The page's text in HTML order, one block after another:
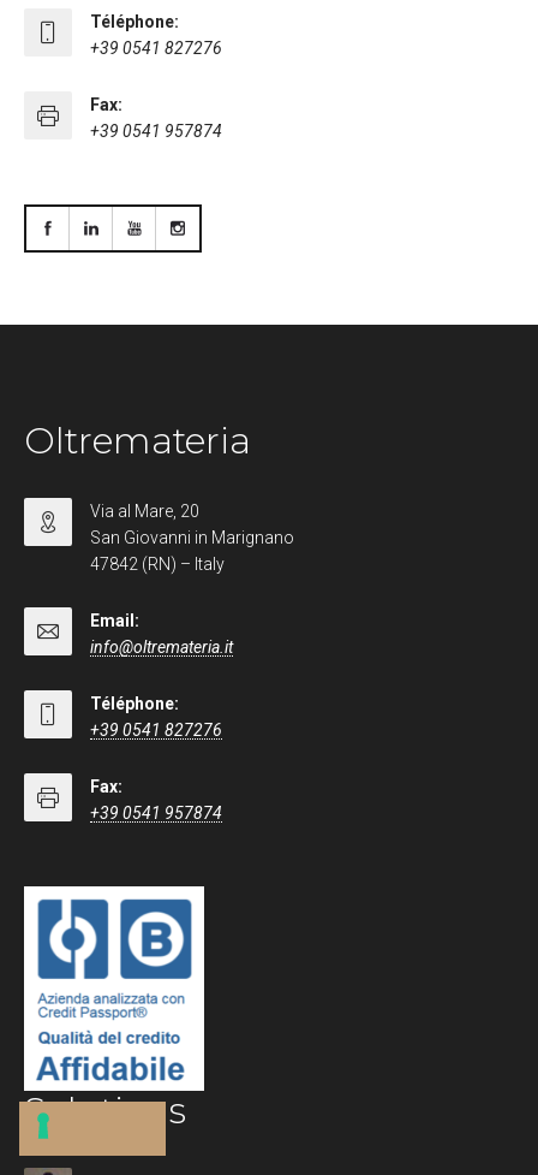
Téléphone:
+39 0541 827276
Fax:
+39 0541 957874
Oltremateria
Via al Mare, 20
San Giovanni in Marignano
47842 (RN) – Italy
Email:
info@oltremateria.it
Téléphone:
+39 0541 827276
Fax:
+39 0541 957874
Solutions